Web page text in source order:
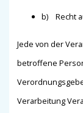
b) Recht
Jede von der
betroffene
Verarbeitung